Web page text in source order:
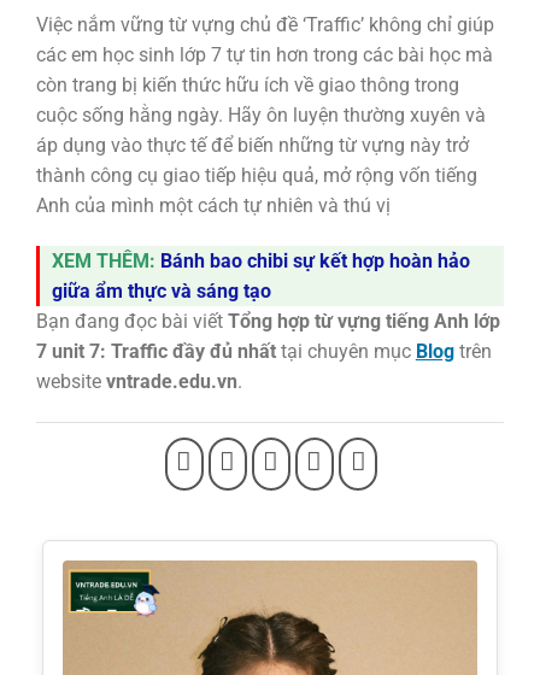
Việc nắm vững từ vựng chủ đề ‘Traffic’ không chỉ giúp
các em học sinh lớp 7 tự tin hơn trong các bài học mà
còn trang bị kiến thức hữu ích về giao thông trong
cuộc sống hằng ngày. Hãy ôn luyện thường xuyên và
áp dụng vào thực tế để biến những từ vựng này trở
thành công cụ giao tiếp hiệu quả, mở rộng vốn tiếng
Anh của mình một cách tự nhiên và thú vị
XEM THÊM: Bánh bao chibi sự kết hợp hoàn hảo
giữa ẩm thực và sáng tạo
Bạn đang đọc bài viết Tổng hợp từ vựng tiếng Anh lớp
7 unit 7: Traffic đầy đủ nhấttại chuyên mục Blogtrên
website vntrade.edu.vn.